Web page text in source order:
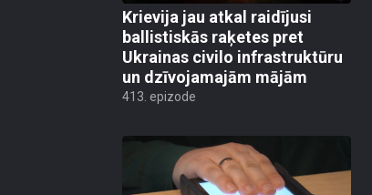
Krievija jau atkal raidījusi
ballistiskās raķetes pret
Ukrainas civilo infrastruktūru
un dzīvojamajām mājām
413. epizode